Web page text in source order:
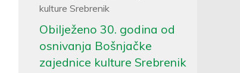
Obilježeno 30. godina od
osnivanja Bošnjačke
zajednice kulture Srebrenik